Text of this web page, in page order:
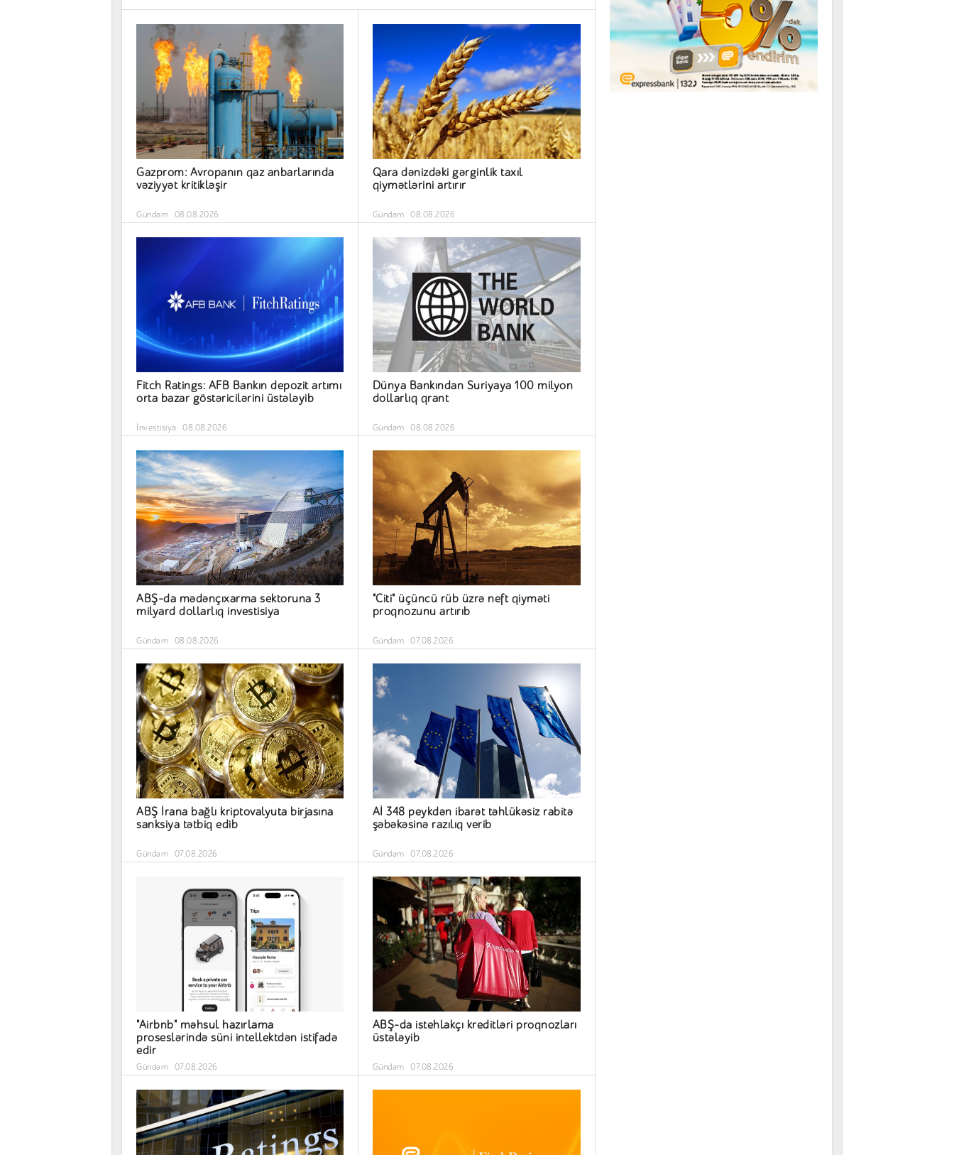
Gazprom: Avropanın qaz anbarlarında
vəziyyət kritikləşir
Gündəm 08.08.2026
Qara dənizdəki gərginlik taxıl
qiymətlərini artırır
Gündəm 08.08.2026
Fitch Ratings: AFB Bankın depozit artımı
orta bazar göstəricilərini üstələyib
İnvestisiya 08.08.2026
Dünya Bankından Suriyaya 100 milyon
dollarlıq qrant
Gündəm 08.08.2026
ABŞ-da mədənçıxarma sektoruna 3
milyard dollarlıq investisiya
Gündəm 08.08.2026
"Citi" üçüncü rüb üzrə neft qiyməti
proqnozunu artırıb
Gündəm 07.08.2026
ABŞ İrana bağlı kriptovalyuta birjasına
sanksiya tətbiq edib
Gündəm 07.08.2026
Aİ 348 peykdən ibarət təhlükəsiz rabitə
şəbəkəsinə razılıq verib
Gündəm 07.08.2026
"Airbnb" məhsul hazırlama
proseslərində süni intellektdən istifadə
edir
Gündəm 07.08.2026
ABŞ-da istehlakçı kreditləri proqnozları
üstələyib
Gündəm 07.08.2026